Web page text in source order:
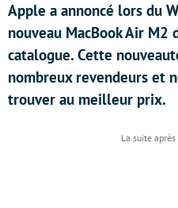
Apple a annoncé lors du
nouveau MacBook Air M2
catalogue. Cette
nombreux revendeurs et
trouver au meilleur prix.